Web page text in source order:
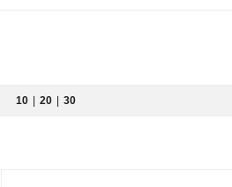
10 20 30